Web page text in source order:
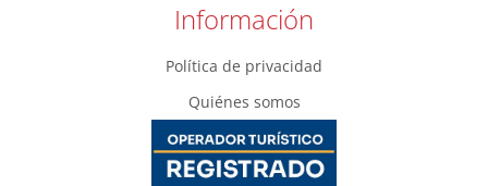
Información
Política de privacidad
Quiénes somos